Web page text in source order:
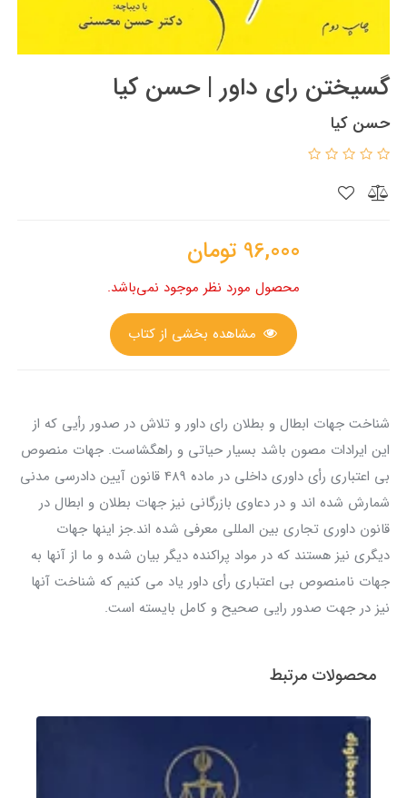
گسیختن رای داور | حسن کیا
حسن کیا
96,000 تومان
محصول مورد نظر موجود نمی‌باشد.
مشاهده بخشی از کتاب
شناخت جهات ابطال و بطلان رای داور و تلاش در صدور رأیی که از
این ایرادات مصون باشد بسیار حیاتی و راهگشاست. جهات منصوص
بی اعتباری رأی داوری داخلی در ماده ۴۸۹ قانون آیین دادرسی مدنی
شمارش شده اند و در دعاوی بازرگانی نیز جهات بطلان و ابطال در
قانون داوری تجاری بین المللی معرفی شده اند.جز اینها جهات
دیگری نیز هستند که در مواد پراکنده دیگر بیان شده و ما از آنها به
جهات نامنصوص بی اعتباری رأی داور یاد می کنیم که شناخت آنها
نیز در جهت صدور رایی صحیح و کامل بایسته است.
محصولات مرتبط